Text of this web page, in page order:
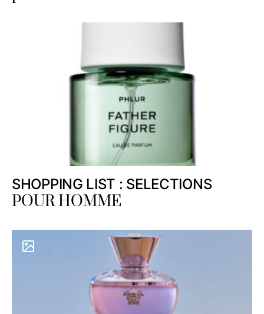
SHOPPING LIST : SELECTIONS
POUR HOMME